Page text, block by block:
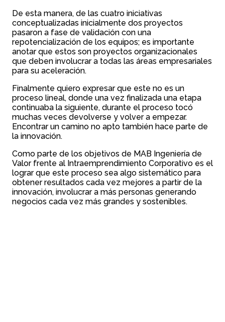
De esta manera, de las cuatro iniciativas
conceptualizadas inicialmente dos proyectos
pasaron a fase de validación con una
repotencialización de los equipos; es importante
anotar que estos son proyectos organizacionales
que deben involucrar a todas las áreas empresariales
para su aceleración.
Finalmente quiero expresar que este no es un
proceso lineal, donde una vez finalizada una etapa
continuaba la siguiente, durante el proceso tocó
muchas veces devolverse y volver a empezar.
Encontrar un camino no apto también hace parte de
la innovación.
Como parte de los objetivos de MAB Ingeniería de
Valor frente al Intraemprendimiento Corporativo es el
lograr que este proceso sea algo sistemático para
obtener resultados cada vez mejores a partir de la
innovación, involucrar a más personas generando
negocios cada vez más grandes y sostenibles.